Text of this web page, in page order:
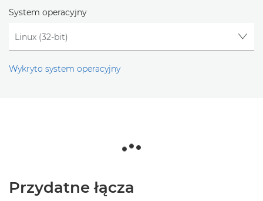
System operacyjny
Wykryto system operacyjny
Przydatne łącza